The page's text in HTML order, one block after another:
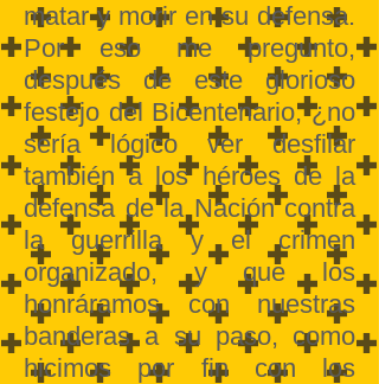
matar y morir en su defensa.
Por eso me pregunto,
después de este glorioso
festejo del Bicentenario, ¿no
sería lógico ver desfilar
también a los héroes de la
defensa de la Nación contra
la guerrilla y el crimen
organizado, y que los
honráramos con nuestras
banderas a su paso, como
hicimos por fin con los